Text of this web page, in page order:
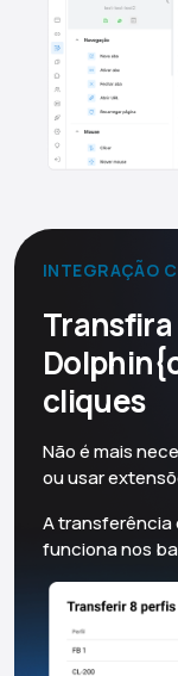
INTEGRAÇÃO
cliques
Não é mais
ou usar
A transferência
funciona nos